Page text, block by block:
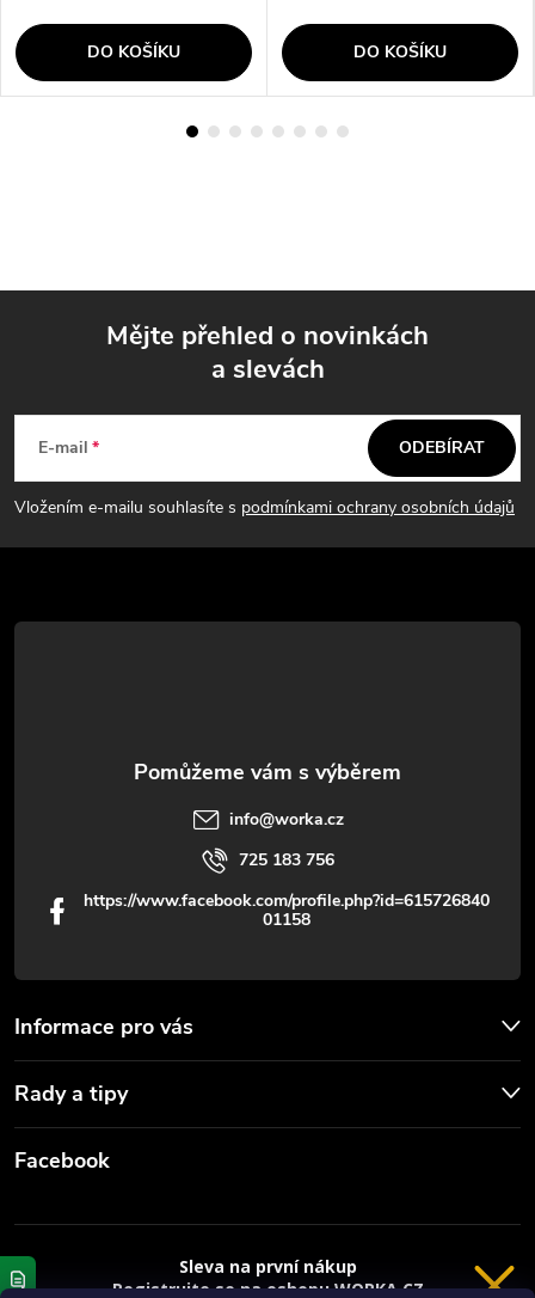
DO KOŠÍKU DO KOŠÍKU
p
a
t
Mějte přehled o novinkách
a slevách
E-mail
Vložením e-mailu souhlasíte s podmínkami ochrany osobních údajů
ODEBÍRAT
Informace pro vás
Rady a tipy
info@worka.cz
725 183 756
https://www.facebook.com/profile.php?id=615726840
01158
Facebook
Sleva na první nákup
Registrujte se na eshopu WORKA.CZ